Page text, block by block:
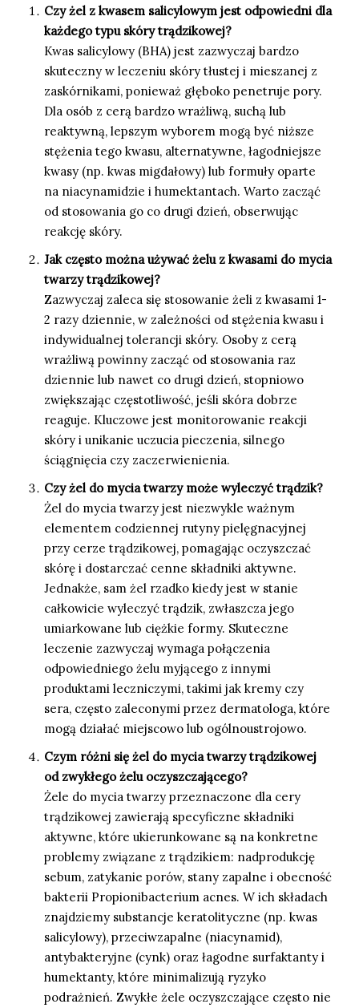
Czy żel z kwasem salicylowym jest odpowiedni dla
każdego typu skóry trądzikowej?
Kwas salicylowy (BHA) jest zazwyczaj bardzo
skuteczny w leczeniu skóry tłustej i mieszanej z
zaskórnikami, ponieważ głęboko penetruje pory.
Dla osób z cerą bardzo wrażliwą, suchą lub
reaktywną, lepszym wyborem mogą być niższe
stężenia tego kwasu, alternatywne, łagodniejsze
kwasy (np. kwas migdałowy) lub formuły oparte
na niacynamidzie i humektantach. Warto zacząć
od stosowania go co drugi dzień, obserwując
reakcję skóry.
Jak często można używać żelu z kwasami do mycia
twarzy trądzikowej?
Zazwyczaj zaleca się stosowanie żeli z kwasami 1-
2 razy dziennie, w zależności od stężenia kwasu i
indywidualnej tolerancji skóry. Osoby z cerą
wrażliwą powinny zacząć od stosowania raz
dziennie lub nawet co drugi dzień, stopniowo
zwiększając częstotliwość, jeśli skóra dobrze
reaguje. Kluczowe jest monitorowanie reakcji
skóry i unikanie uczucia pieczenia, silnego
ściągnięcia czy zaczerwienienia.
Czy żel do mycia twarzy może wyleczyć trądzik?
Żel do mycia twarzy jest niezwykle ważnym
elementem codziennej rutyny pielęgnacyjnej
przy cerze trądzikowej, pomagając oczyszczać
skórę i dostarczać cenne składniki aktywne.
Jednakże, sam żel rzadko kiedy jest w stanie
całkowicie wyleczyć trądzik, zwłaszcza jego
umiarkowane lub ciężkie formy. Skuteczne
leczenie zazwyczaj wymaga połączenia
odpowiedniego żelu myjącego z innymi
produktami leczniczymi, takimi jak kremy czy
sera, często zaleconymi przez dermatologa, które
mogą działać miejscowo lub ogólnoustrojowo.
Czym różni się żel do mycia twarzy trądzikowej
od zwykłego żelu oczyszczającego?
Żele do mycia twarzy przeznaczone dla cery
trądzikowej zawierają specyficzne składniki
aktywne, które ukierunkowane są na konkretne
problemy związane z trądzikiem: nadprodukcję
sebum, zatykanie porów, stany zapalne i obecność
bakterii Propionibacterium acnes. W ich składach
znajdziemy substancje keratolityczne (np. kwas
salicylowy), przeciwzapalne (niacynamid),
antybakteryjne (cynk) oraz łagodne surfaktanty i
humektanty, które minimalizują ryzyko
podrażnień. Zwykłe żele oczyszczające często nie